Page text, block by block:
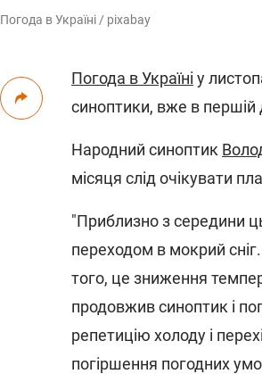
Погода в Україні / pixabay
Погода в Україні у
синоптики, вже в першій
Народний синоптик
місяця слід очікувати
"Приблизно з середини
переходом в мокрий
того, це зниження
продовжив синоптик і
репетицію холоду і
погіршення погодних